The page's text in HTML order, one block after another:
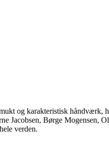
og karakteristisk
Jacobsen, Børge
verden.